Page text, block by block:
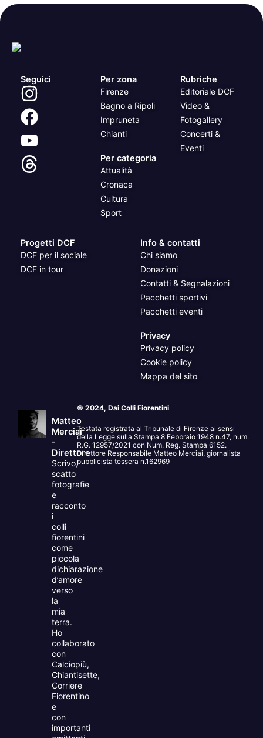
Seguici Per zona
Firenze
Bagno a Ripoli
Impruneta
Chianti
Per categoria
Attualità
Cronaca
Cultura
Sport
Rubriche
Editoriale DCF
Video &
Fotogallery
Concerti &
Eventi
Progetti DCF
DCF per il sociale
DCF in tour
Info & contatti
Chi siamo
Donazioni
Contatti & Segnalazioni
Pacchetti sportivi
Pacchetti eventi
Privacy
Privacy policy
Cookie policy
Mappa del sito
Matteo
Merciai
-
Direttore
Scrivo,
scatto
fotografie
e
racconto
i
colli
fiorentini
come
piccola
dichiarazione
d’amore
verso
la
mia
terra.
Ho
collaborato
con
Calciopiù,
Chiantisette,
Corriere
Fiorentino
e
con
importanti
© 2024, Dai Colli Fiorentini
Testata registrata al Tribunale di Firenze ai sensi
della Legge sulla Stampa 8 Febbraio 1948 n.47, num.
R.G. 12957/2021 con Num. Reg. Stampa 6152.
Direttore Responsabile Matteo Merciai, giornalista
pubblicista tessera n.162969